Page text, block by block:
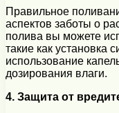
Правильное
аспектов заботы о
полива вы можете
такие как установка
использование
дозирования влаги.
4. Защита от